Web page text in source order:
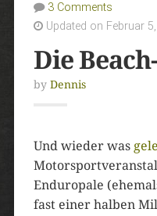
3 Comments
Updated on Februar
Die
by Dennis
Und wieder was
Enduropale
fast einer halben